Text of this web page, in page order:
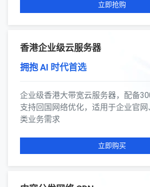
立即抢购
香港企业级云服务器
拥抱 AI 时代首选
企业级香港大带宽云服务器，配备
支持回国网络优化，适用于企业官
类业务需求
立即购买